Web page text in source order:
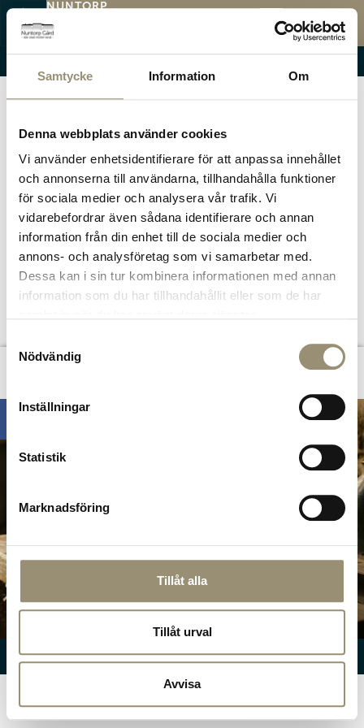
Samtycke Information Om
Denna webbplats använder cookies
Vi använder enhetsidentifierare för att anpassa innehållet
och annonserna till användarna, tillhandahålla funktioner
för sociala medier och analysera vår trafik. Vi
vidarebefordrar även sådana identifierare och annan
information från din enhet till de sociala medier och
annons- och analysföretag som vi samarbetar med.
Dessa kan i sin tur kombinera informationen med annan
information som du har tillhandahållit eller som de har
Nödvändig
Inställningar
Statistik
Marknadsföring
Tillåt alla
Tillåt urval
Avvisa
NUNTORP
KATEGORI:
LEVANDE
LANDSBYGD
Hitta hit!
© Nuntorp Gård2026